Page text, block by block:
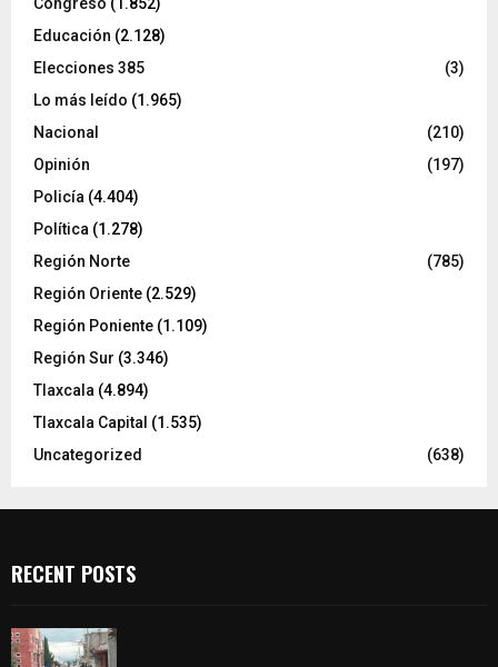
Congreso (1.852)
Educación (2.128)
Elecciones 385
(3)
Lo más leído (1.965)
Nacional
(210)
Opinión
(197)
Policía (4.404)
Política (1.278)
Región Norte
(785)
Región Oriente (2.529)
Región Poniente (1.109)
Región Sur (3.346)
Tlaxcala (4.894)
Tlaxcala Capital (1.535)
Uncategorized
(638)
RECENT POSTS